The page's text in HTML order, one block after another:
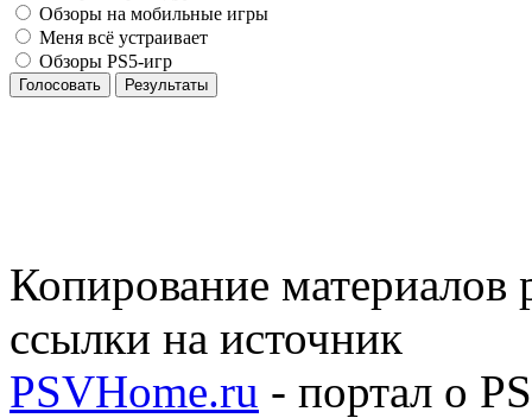
Обзоры на мобильные игры
Меня всё устраивает
Обзоры PS5-игр
Голосовать Результаты
Копирование материалов
ссылки на источник
PSVHome.ru - портал о